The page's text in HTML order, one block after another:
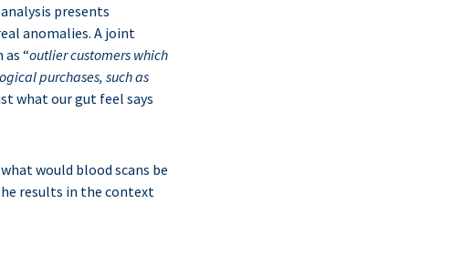
presents
anomalies. A joint
“outlier customers which
purchases, such as
what our gut feel says
would blood scans be
results in the context